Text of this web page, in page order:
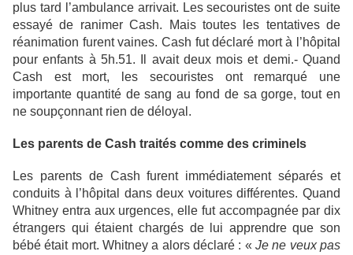
plus tard l’ambulance arrivait. Les secouristes ont de suite
essayé de ranimer Cash. Mais toutes les tentatives de
réanimation furent vaines. Cash fut déclaré mort à l’hôpital
pour enfants à 5h.51. Il avait deux mois et demi.- Quand
Cash est mort, les secouristes ont remarqué une
importante quantité de sang au fond de sa gorge, tout en
ne soupçonnant rien de déloyal.
Les parents de Cash traités comme des criminels
Les parents de Cash furent immédiatement séparés et
conduits à l’hôpital dans deux voitures différentes. Quand
Whitney entra aux urgences, elle fut accompagnée par dix
étrangers qui étaient chargés de lui apprendre que son
bébé était mort. Whitney a alors déclaré : « Je ne veux pas